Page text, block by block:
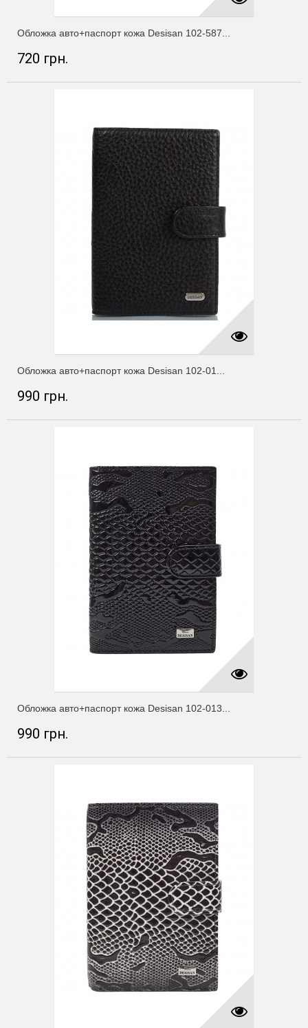
Обложка авто+паспорт кожа Desisan 102-587...
720 грн.
Обложка авто+паспорт кожа Desisan 102-01...
990 грн.
Обложка авто+паспорт кожа Desisan 102-013...
990 грн.